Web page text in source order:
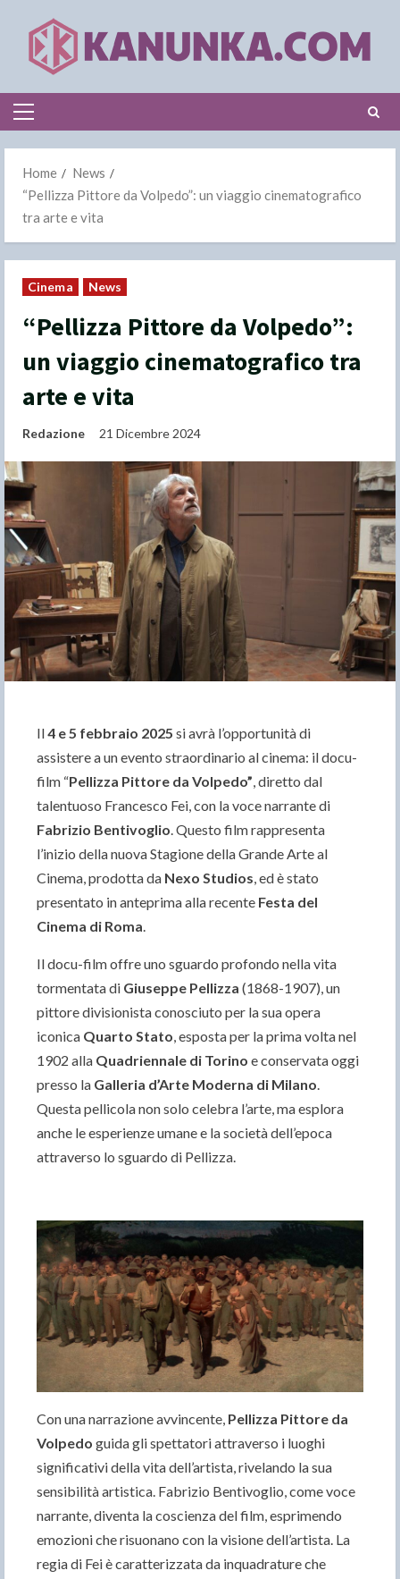
content
Primary
Home
News
“Pellizza Pittore da Volpedo”: un viaggio cinematografico
tra arte e vita
Cinema News
“Pellizza Pittore da Volpedo”:
un viaggio cinematografico tra
arte e vita
Redazione 21 Dicembre 2024
Il4 e 5 febbraio 2025 si avrà l’opportunità di
assistere a un evento straordinario al cinema: il docu-
film “Pellizza Pittore da Volpedo”, diretto dal
talentuoso Francesco Fei, con la voce narrante di
Fabrizio Bentivoglio. Questo film rappresenta
l’inizio della nuova Stagione della Grande Arte al
Cinema, prodotta da Nexo Studios, ed è stato
presentato in anteprima alla recente Festa del
Cinema di Roma.
Il docu-film offre uno sguardo profondo nella vita
tormentata di Giuseppe Pellizza (1868-1907), un
pittore divisionista conosciuto per la sua opera
iconica Quarto Stato, esposta per la prima volta nel
1902 alla Quadriennale di Torino e conservata oggi
presso la Galleria d’Arte Moderna di Milano.
Questa pellicola non solo celebra l’arte, ma esplora
anche le esperienze umane e la società dell’epoca
attraverso lo sguardo di Pellizza.
Con una narrazione avvincente, Pellizza Pittore da
Volpedo guida gli spettatori attraverso i luoghi
significativi della vita dell’artista, rivelando la sua
sensibilità artistica. Fabrizio Bentivoglio, come voce
narrante, diventa la coscienza del film, esprimendo
emozioni che risuonano con la visione dell’artista. La
regia di Fei è caratterizzata da inquadrature che